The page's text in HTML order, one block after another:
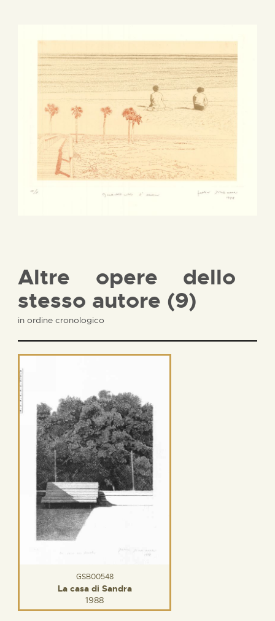
Altre opere dello
stesso autore (9)
in ordine cronologico
GSB00548
La casa di Sandra
1988